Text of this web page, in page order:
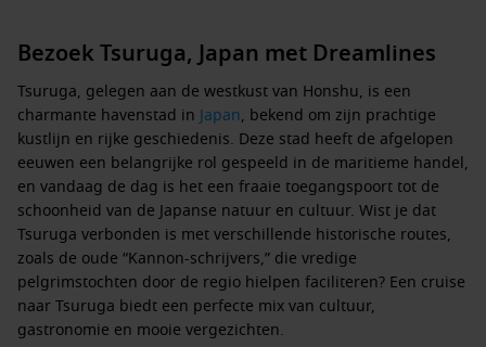
Bezoek Tsuruga, Japan met Dreamlines
Tsuruga, gelegen aan de westkust van Honshu, is een
charmante havenstad in Japan, bekend om zijn prachtige
kustlijn en rijke geschiedenis. Deze stad heeft de afgelopen
eeuwen een belangrijke rol gespeeld in de maritieme handel,
en vandaag de dag is het een fraaie toegangspoort tot de
schoonheid van de Japanse natuur en cultuur. Wist je dat
Tsuruga verbonden is met verschillende historische routes,
zoals de oude “Kannon-schrijvers,” die vredige
pelgrimstochten door de regio hielpen faciliteren? Een cruise
naar Tsuruga biedt een perfecte mix van cultuur,
gastronomie en mooie vergezichten.